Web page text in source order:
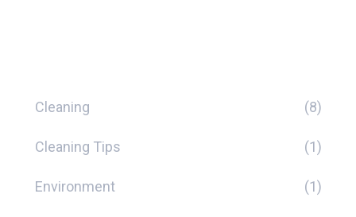
Cleaning (8)
Cleaning Tips (1)
Environment (1)